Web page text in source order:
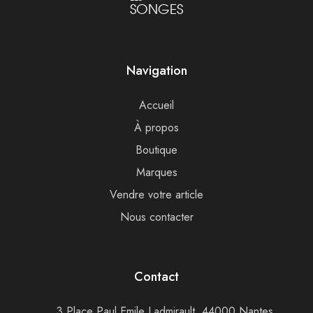
SONGES
Navigation
Accueil
À propos
Boutique
Marques
Vendre votre article
Nous contacter
Contact